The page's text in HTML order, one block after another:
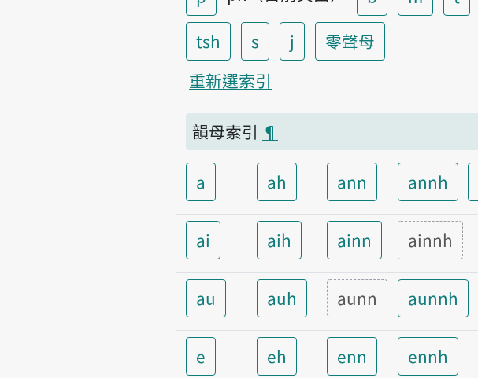
tsh
s j
零聲母
重新選索引
韻母索引 ¶
a ah ann annh
ai aih ainn ainnh
au auh aunn aunnh
e eh enn ennh